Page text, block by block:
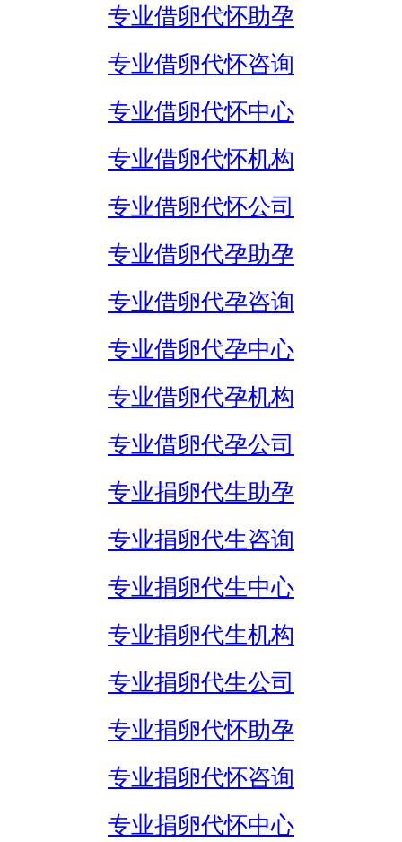
专业借卵代怀助孕
专业借卵代怀咨询
专业借卵代怀中心
专业借卵代怀机构
专业借卵代怀公司
专业借卵代孕助孕
专业借卵代孕咨询
专业借卵代孕中心
专业借卵代孕机构
专业借卵代孕公司
专业捐卵代生助孕
专业捐卵代生咨询
专业捐卵代生中心
专业捐卵代生机构
专业捐卵代生公司
专业捐卵代怀助孕
专业捐卵代怀咨询
专业捐卵代怀中心